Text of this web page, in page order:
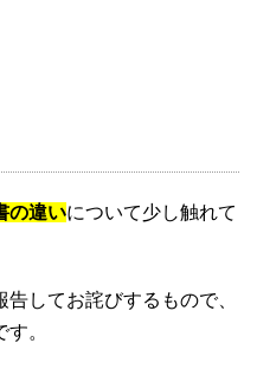
の違いについて少し触れて
してお詫びするもので、
。